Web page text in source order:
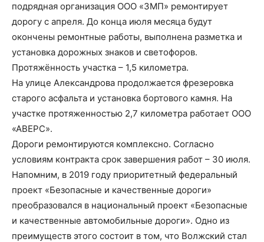
подрядная организация ООО «ЗМП» ремонтирует
дорогу с апреля. До конца июля месяца будут
окончены ремонтные работы, выполнена разметка и
установка дорожных знаков и светофоров.
Протяжённость участка – 1,5 километра.
На улице Александрова продолжается фрезеровка
старого асфальта и установка бортового камня. На
участке протяженностью 2,7 километра работает ООО
«АВЕРС».
Дороги ремонтируются комплексно. Согласно
условиям контракта срок завершения работ – 30 июля.
Напомним, в 2019 году приоритетный федеральный
проект «Безопасные и качественные дороги»
преобразовался в национальный проект «Безопасные
и качественные автомобильные дороги». Одно из
преимуществ этого состоит в том, что Волжский стал